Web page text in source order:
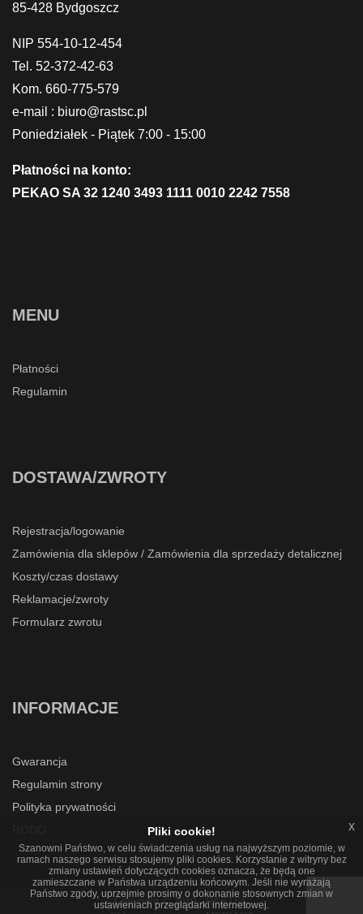
85-428 Bydgoszcz
NIP 554-10-12-454
Tel. 52-372-42-63
Kom. 660-775-579
e-mail : biuro@rastsc.pl
Poniedziałek - Piątek 7:00 - 15:00
Płatności na konto:
PEKAO SA 32 1240 3493 1111 0010 2242 7558
MENU
Płatności
Regulamin
DOSTAWA/ZWROTY
Rejestracja/logowanie
Zamówienia dla sklepów / Zamówienia dla sprzedaży detalicznej
Koszty/czas dostawy
Reklamacje/zwroty
Formularz zwrotu
INFORMACJE
Gwarancja
Regulamin strony
Polityka prywatności
Copyright © 2019 - RASTSC
Pliki cookie!
Szanowni Państwo, w celu świadczenia usług na najwyższym poziomie, w
ramach naszego serwisu stosujemy pliki cookies. Korzystanie z witryny bez
zmiany ustawień dotyczących cookies oznacza, że będą one
zamieszczane w Państwa urządzeniu końcowym. Jeśli nie wyrażają
Państwo zgody, uprzejmie prosimy o dokonanie stosownych zmian w
ustawieniach przeglądarki internetowej.
x